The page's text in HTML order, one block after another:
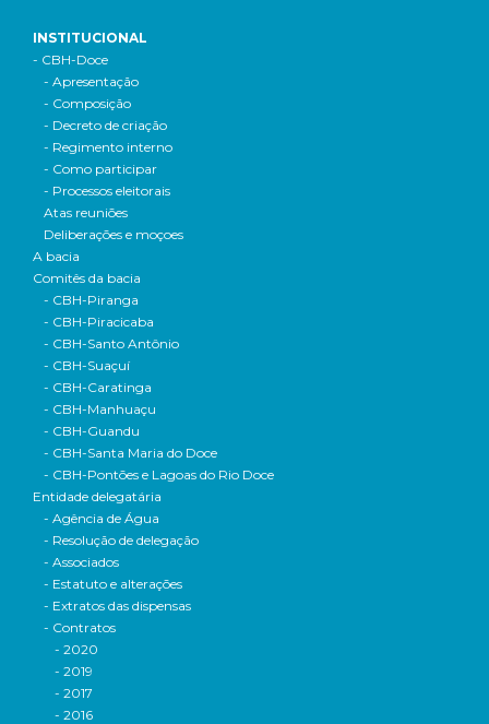
INSTITUCIONAL
- CBH-Doce
- Apresentação
- Composição
- Decreto de criação
- Regimento interno
- Como participar
- Processos eleitorais
Atas reuniões
Deliberações e moçoes
A bacia
Comitês da bacia
- CBH-Piranga
- CBH-Piracicaba
- CBH-Santo Antônio
- CBH-Suaçuí
- CBH-Caratinga
- CBH-Manhuaçu
- CBH-Guandu
- CBH-Santa Maria do Doce
- CBH-Pontões e Lagoas do Rio Doce
Entidade delegatária
- Agência de Água
- Resolução de delegação
- Associados
- Estatuto e alterações
- Extratos das dispensas
- Contratos
- 2020
- 2019
- 2017
- 2016